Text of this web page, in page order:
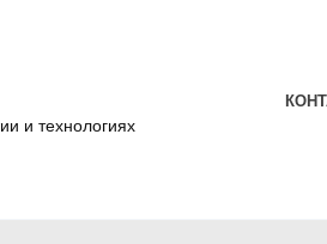
и технологиях